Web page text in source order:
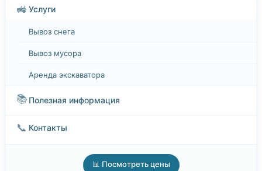
🚜 Услуги
Вывоз снега
Вывоз мусора
Аренда экскаватора
📚 Полезная информация
📞 Контакты
📊 Посмотреть цены